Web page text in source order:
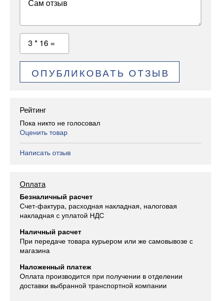
Сам отзыв
3 * 16 =
ОПУБЛИКОВАТЬ ОТЗЫВ
Рейтинг
Пока никто не голосовал
Оценить товар
Написать отзыв
Оплата
Безналичный расчет
Счет-фактура, расходная накладная, налоговая
накладная с уплатой НДС
Наличный расчет
При передаче товара курьером или же самовывозе с
магазина
Наложенный платеж
Оплата производится при получении в отделении
доставки выбранной транспортной компании